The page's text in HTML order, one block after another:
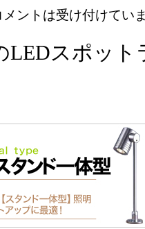
ントは受け付けてい
LEDスポッ